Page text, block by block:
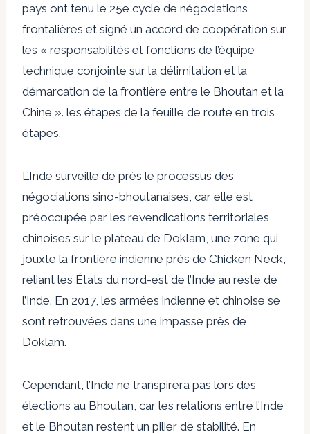
pays ont tenu le 25e cycle de négociations
frontalières et signé un accord de coopération sur
les « responsabilités et fonctions de l’équipe
technique conjointe sur la délimitation et la
démarcation de la frontière entre le Bhoutan et la
Chine ». les étapes de la feuille de route en trois
étapes.
L’Inde surveille de près le processus des
négociations sino-bhoutanaises, car elle est
préoccupée par les revendications territoriales
chinoises sur le plateau de Doklam, une zone qui
jouxte la frontière indienne près de Chicken Neck,
reliant les États du nord-est de l’Inde au reste de
l’Inde. En 2017, les armées indienne et chinoise se
sont retrouvées dans une impasse près de
Doklam.
Cependant, l’Inde ne transpirera pas lors des
élections au Bhoutan, car les relations entre l’Inde
et le Bhoutan restent un pilier de stabilité. En